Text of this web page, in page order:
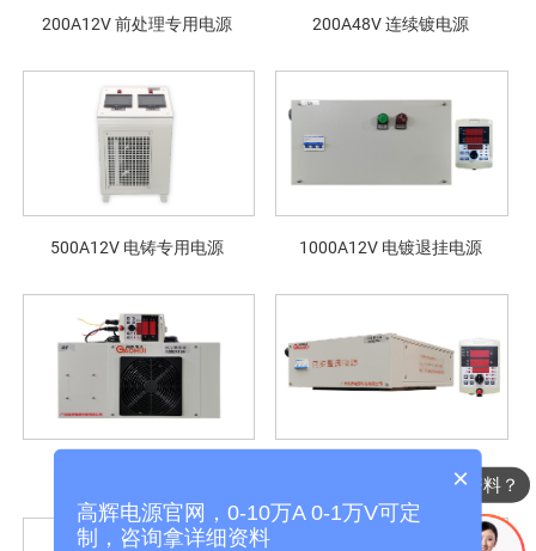
200A12V 前处理专用电源 200A48V 连续镀电源
500A12V 电铸专用电源 1000A12V 电镀退挂电源
4000A9V同步整流电源
添加微信快速找资料？
×
高辉电源官网，0-10万A 0-1万V可定
制，咨询拿详细资料